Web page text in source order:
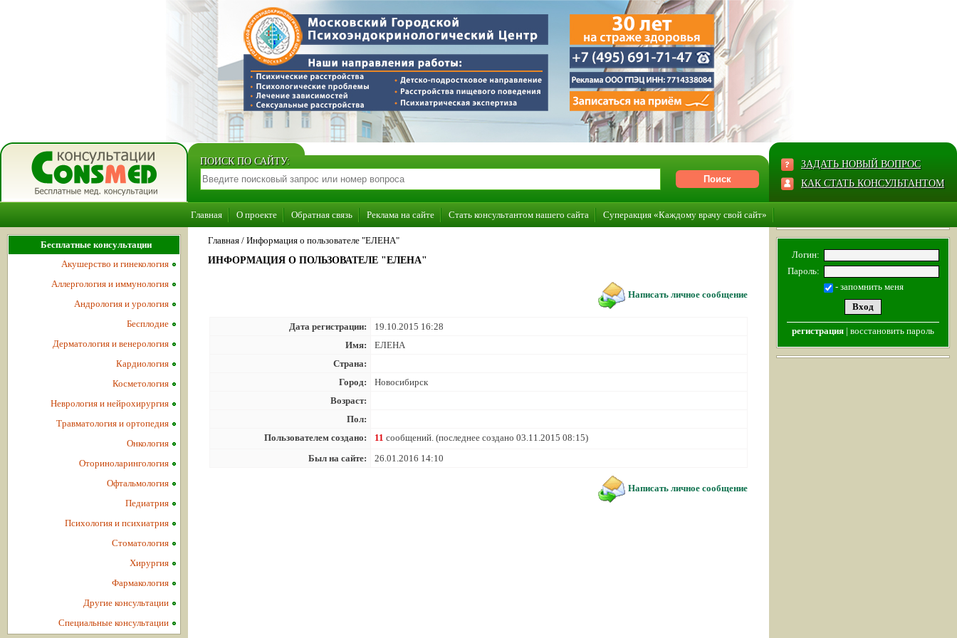
ПОИСК ПО САЙТУ:
ЗАДАТЬ НОВЫЙ ВОПРОС
КАК СТАТЬ КОНСУЛЬТАНТОМ
Главная О проекте Обратная связь Реклама на сайте Стать консультантом нашего сайта Суперакция «Каждому врачу свой сайт»
Главная / Информация о пользователе "ЕЛЕНА"
ИНФОРМАЦИЯ О ПОЛЬЗОВАТЕЛЕ "ЕЛЕНА"
Написать личное сообщение
Дата регистрации:
19.10.2015 16:28
Имя:
ЕЛЕНА
Страна:
Город:
Новосибирск
Возраст:
Пол:
Пользователем создано:
11 сообщений. (последнее создано 03.11.2015 08:15)
Был на сайте:
26.01.2016 14:10
Написать личное сообщение
Бесплатные консультации
Акушерство и гинекология
Аллергология и иммунология
Андрология и урология
Бесплодие
Дерматология и венерология
Кардиология
Косметология
Неврология и нейрохирургия
Травматология и ортопедия
Онкология
Оториноларингология
Офтальмология
Педиатрия
Психология и психиатрия
Стоматология
Хирургия
Фармакология
Другие консультации
Специальные консультации
Логин:
Пароль:
- запомнить меня
регистрация | восстановить пароль